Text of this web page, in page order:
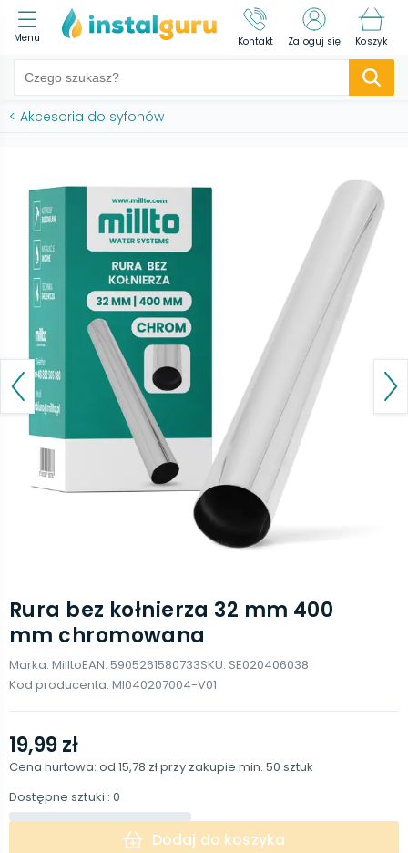
Menu Kontakt Zaloguj się Koszyk
< Akcesoria do syfonów
Rura bez kołnierza 32 mm 400
mm chromowana
Marka: MilltoEAN: 5905261580733SKU: SE020406038
Kod producenta: MI040207004-V01
19,99 zł
Cena hurtowa: od 15,78 złprzy zakupie min. 50 sztuk
Dostępne sztuki : 0
Dodaj do koszyka